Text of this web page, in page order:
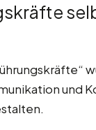
und